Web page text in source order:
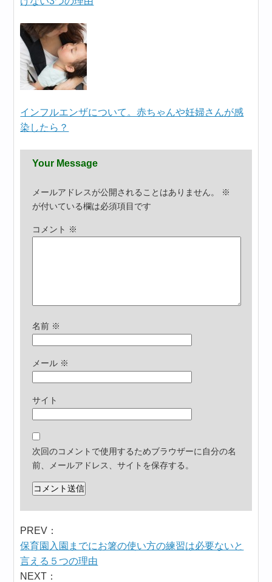
インフルエンザについて。赤ちゃんや妊婦さんが感
染したら？
Your Message
メールアドレスが公開されることはありません。
※
が付いている欄は必須項目です
コメント ※
名前 ※
メール ※
サイト
次回のコメントで使用するためブラウザーに自分の名
前、メールアドレス、サイトを保存する。
PREV：
保育園入園までにお箸の使い方の練習は必要ないと
言える５つの理由
NEXT：